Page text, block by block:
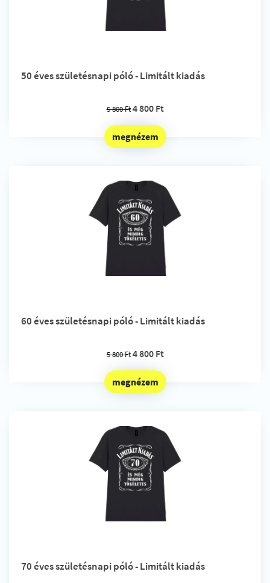
50 éves születésnapi póló - Limitált kiadás
5 800 Ft 4 800 Ft
megnézem
60 éves születésnapi póló - Limitált kiadás
5 800 Ft 4 800 Ft
megnézem
70 éves születésnapi póló - Limitált kiadás